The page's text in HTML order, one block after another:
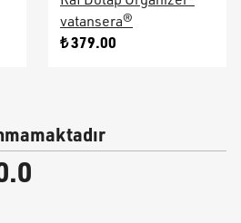
vatansera®
₺ 379.00